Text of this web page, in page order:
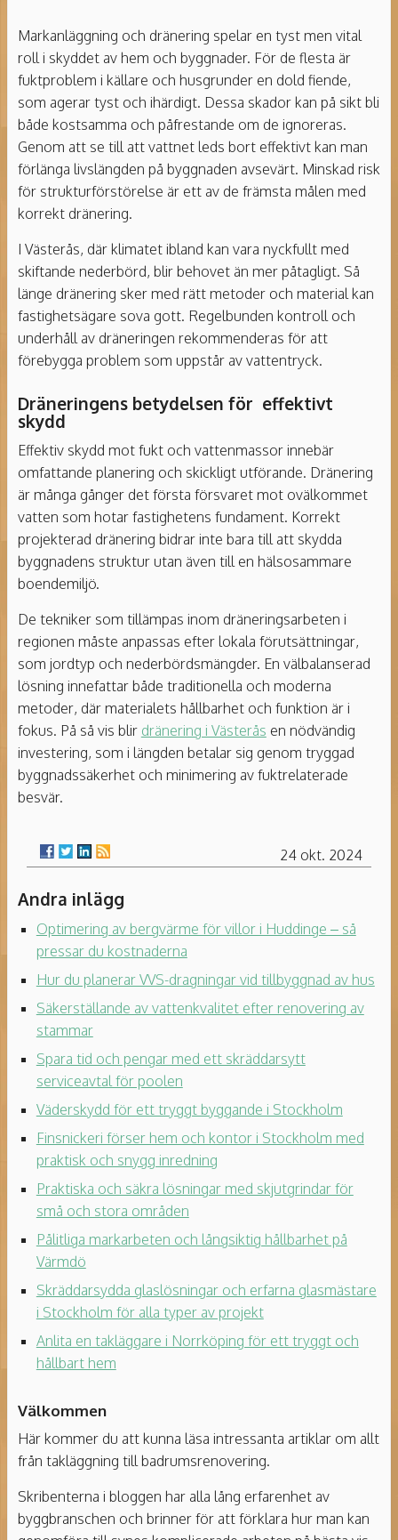
Markanläggning och dränering spelar en tyst men vital
roll i skyddet av hem och byggnader. För de flesta är
fuktproblem i källare och husgrunder en dold fiende,
som agerar tyst och ihärdigt. Dessa skador kan på sikt bli
både kostsamma och påfrestande om de ignoreras.
Genom att se till att vattnet leds bort effektivt kan man
förlänga livslängden på byggnaden avsevärt. Minskad risk
för strukturförstörelse är ett av de främsta målen med
korrekt dränering.
I Västerås, där klimatet ibland kan vara nyckfullt med
skiftande nederbörd, blir behovet än mer påtagligt. Så
länge dränering sker med rätt metoder och material kan
fastighetsägare sova gott. Regelbunden kontroll och
underhåll av dräneringen rekommenderas för att
förebygga problem som uppstår av vattentryck.
Dräneringens betydelsen för effektivt
skydd
Effektiv skydd mot fukt och vattenmassor innebär
omfattande planering och skickligt utförande. Dränering
är många gånger det första försvaret mot ovälkommet
vatten som hotar fastighetens fundament. Korrekt
projekterad dränering bidrar inte bara till att skydda
byggnadens struktur utan även till en hälsosammare
boendemiljö.
De tekniker som tillämpas inom dräneringsarbeten i
regionen måste anpassas efter lokala förutsättningar,
som jordtyp och nederbördsmängder. En välbalanserad
lösning innefattar både traditionella och moderna
metoder, där materialets hållbarhet och funktion är i
fokus. På så vis blir dränering i Västerås en nödvändig
investering, som i längden betalar sig genom tryggad
byggnadssäkerhet och minimering av fuktrelaterade
besvär.
24 okt. 2024
Andra inlägg
Optimering av bergvärme för villor i Huddinge – så
pressar du kostnaderna
Hur du planerar VVS-dragningar vid tillbyggnad av hus
Säkerställande av vattenkvalitet efter renovering av
stammar
Spara tid och pengar med ett skräddarsytt
serviceavtal för poolen
Väderskydd för ett tryggt byggande i Stockholm
Finsnickeri förser hem och kontor i Stockholm med
praktisk och snygg inredning
Praktiska och säkra lösningar med skjutgrindar för
små och stora områden
Pålitliga markarbeten och långsiktig hållbarhet på
Värmdö
Skräddarsydda glaslösningar och erfarna glasmästare
i Stockholm för alla typer av projekt
Anlita en takläggare i Norrköping för ett tryggt och
hållbart hem
Välkommen
Här kommer du att kunna läsa intressanta artiklar om allt
från takläggning till badrumsrenovering.
Skribenterna i bloggen har alla lång erfarenhet av
byggbranschen och brinner för att förklara hur man kan